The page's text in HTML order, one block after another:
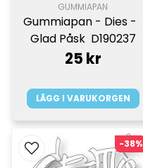
GUMMIAPAN
Gummiapan - Dies -
Glad Påsk  D190237
25 kr
LÄGG I VARUKORGEN
-38%